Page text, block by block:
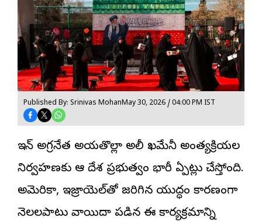
Published By: Srinivas MohanMay 30, 2026 / 04:00 PM IST
ఇరాన్ అగ్రనేత అయతొల్లా అలీ ఖమేనీ అంత్యక్రియల
నిర్వహణకు ఆ దేశ ప్రభుత్వం భారీ ఏర్పాట్లు చేస్తోంది.
అమెరికా, ఇజ్రాయెల్‌తో జరిగిన యుద్ధం కారణంగా
నెలలపాటు వాయిదా పడిన ఈ కార్యక్రమాన్ని